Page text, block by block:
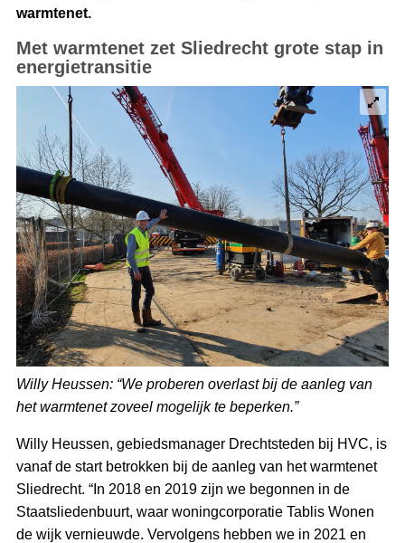
warmtenet.
Met warmtenet zet Sliedrecht grote stap in
energietransitie
Willy Heussen: “We proberen overlast bij de aanleg van
het warmtenet zoveel mogelijk te beperken.”
Willy Heussen, gebiedsmanager Drechtsteden bij HVC, is
vanaf de start betrokken bij de aanleg van het warmtenet
Sliedrecht. “In 2018 en 2019 zijn we begonnen in de
Staatsliedenbuurt, waar woningcorporatie Tablis Wonen
de wijk vernieuwde. Vervolgens hebben we in 2021 en